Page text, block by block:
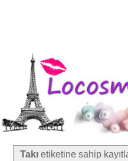
Takı etiketine sahip